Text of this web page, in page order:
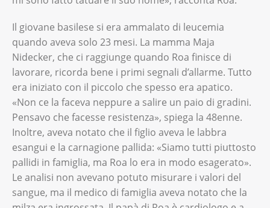
Il giovane basilese si era ammalato di leucemia
quando aveva solo 23 mesi. La mamma Maja
Nidecker, che ci raggiunge quando Roa finisce di
lavorare, ricorda bene i primi segnali d’allarme. Tutto
era iniziato con il piccolo che spesso era apatico.
«Non ce la faceva neppure a salire un paio di gradini.
Pensavo che facesse resistenza», spiega la 48enne.
Inoltre, aveva notato che il figlio aveva le labbra
esangui e la carnagione pallida: «Siamo tutti piuttosto
pallidi in famiglia, ma Roa lo era in modo esagerato».
Le analisi non avevano potuto misurare i valori del
sangue, ma il medico di famiglia aveva notato che la